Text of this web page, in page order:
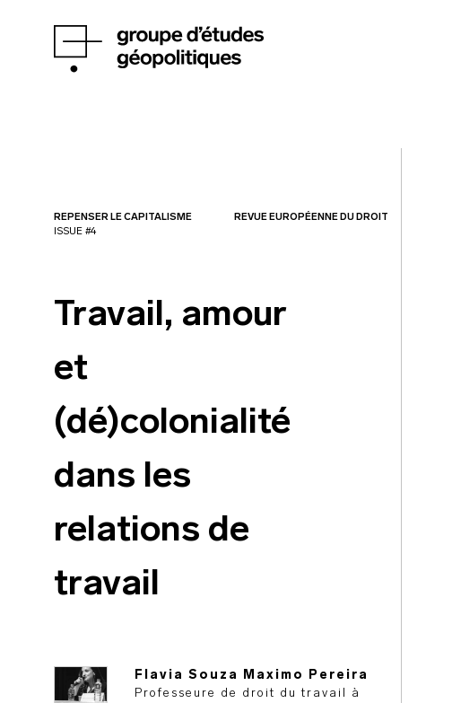
REPENSER LE CAPITALISME
ISSUE #4
REVUE EUROPÉENNE DU DROIT
Travail, amour
et
(dé)colonialité
dans les
relations de
travail
Flavia Souza Maximo Pereira
Professeure de droit du travail à